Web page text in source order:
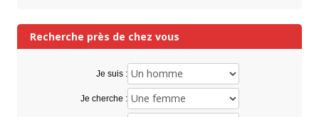
Recherche près de chez vous
Je suis :
Je cherche :